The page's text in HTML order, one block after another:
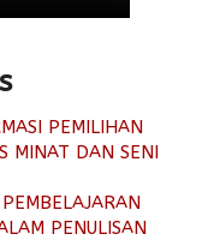
PEMILIHAN
MINAT DAN SENI
PENULISAN